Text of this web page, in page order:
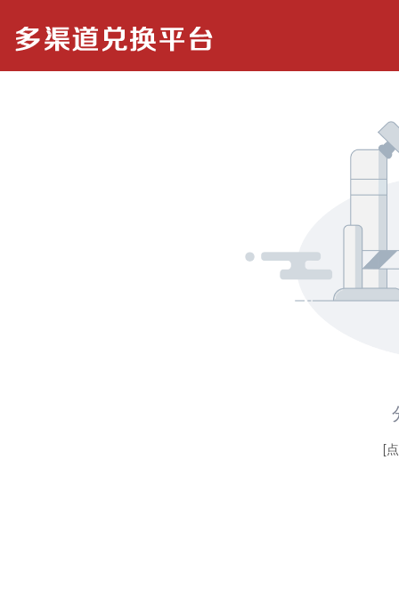
[